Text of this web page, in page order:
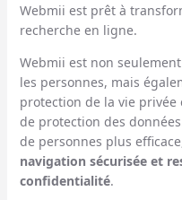
Webmii est prêt à
recherche en ligne.
Webmii est non
les personnes, mais
protection de la vie
de protection des
de personnes plus
navigation sécurisée et
confidentialité.